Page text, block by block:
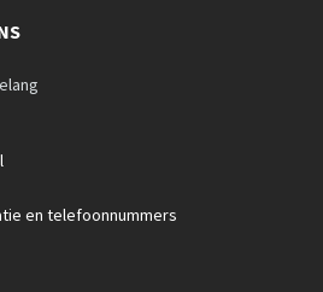
en telefoonnummers